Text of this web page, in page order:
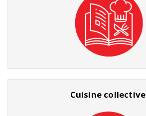
Cuisine collective